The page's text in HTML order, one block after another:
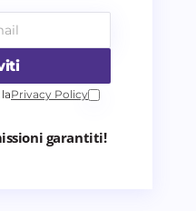
Privacy Policy
garantiti!